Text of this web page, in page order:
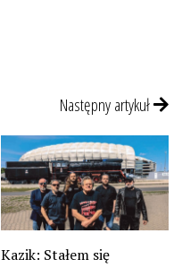
Następny artykuł
Kazik: Stałem się